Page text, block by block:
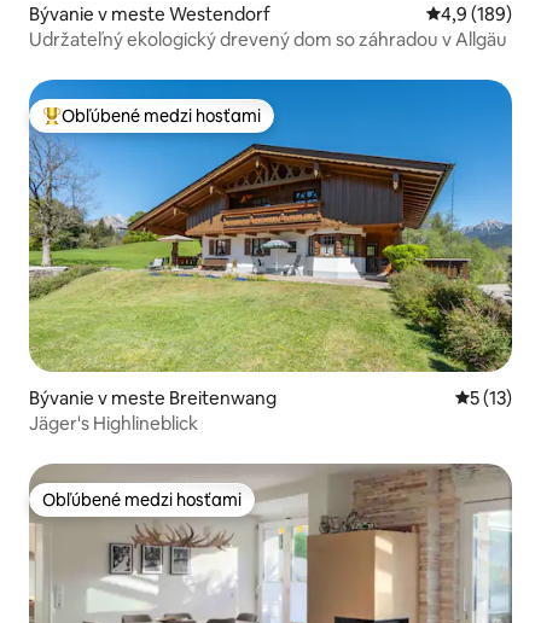
Bývanie v meste Westendorf Priemerné
4,9 (189)
Udržateľný ekologický drevený dom so záhradou v Allgäu
Najobľúbenejšie medzi hosťami
Obľúbené medzi hosťami
Bývanie v meste Breitenwang
5 (13)
Jäger's Highlineblick
Obľúbené medzi hosťami
Obľúbené medzi hosťami